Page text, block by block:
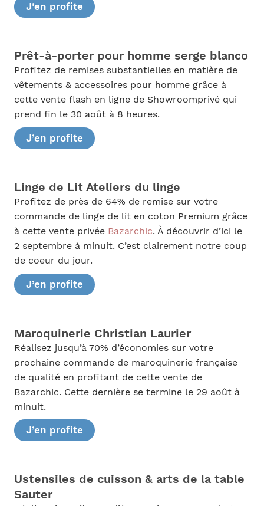
J’en profite
Prêt-à-porter pour homme serge blanco
Profitez de remises substantielles en matière de
vêtements & accessoires pour homme grâce à
cette vente flash en ligne de Showroomprivé qui
prend fin le 30 août à 8 heures.
J’en profite
Linge de Lit Ateliers du linge
Profitez de près de 64% de remise sur votre
commande de linge de lit en coton Premium grâce
à cette vente privée Bazarchic. À découvrir d’ici le
2 septembre à minuit. C’est clairement notre coup
de coeur du jour.
J’en profite
Maroquinerie Christian Laurier
Réalisez jusqu’à 70% d’économies sur votre
prochaine commande de maroquinerie française
de qualité en profitant de cette vente de
Bazarchic. Cette dernière se termine le 29 août à
minuit.
J’en profite
Ustensiles de cuisson & arts de la table
Sauter